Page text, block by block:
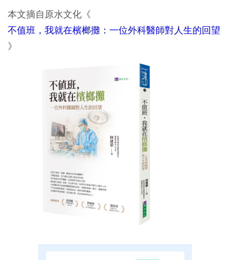
本文摘自原水文化《
不值班，我就在檳榔攤：一位外科醫師對人生的回望
》